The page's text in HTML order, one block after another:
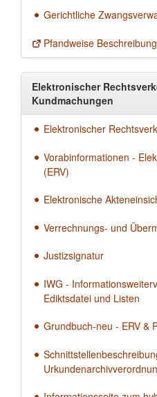
Gerichtliche
Pfandweise
Elektronischer
Kundmachungen
Elektronischer
Vorabinformationen -
(ERV)
Elektronische
Verrechnungs- und
Justizsignatur
IWG -
Ediktsdatei und Listen
Grundbuch-neu - ERV &